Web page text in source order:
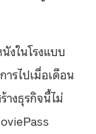
งในโรงแบบ
รไปเมื่อเดือน
างธุรกิจนี้ไม่